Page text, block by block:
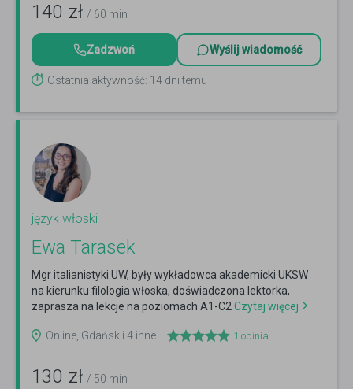
140 zł / 60 min
Zadzwoń Wyślij wiadomość
Ostatnia aktywność: 14 dni temu
język włoski
Ewa Tarasek
Mgr italianistyki UW, były wykładowca akademicki UKSW
na kierunku filologia włoska, doświadczona lektorka,
zaprasza na lekcje na poziomach A1-C2Czytaj więcej
Online, Gdańsk i 4 inne 1 opinia
130 zł / 50 min